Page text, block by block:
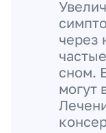
через
сном.
могут